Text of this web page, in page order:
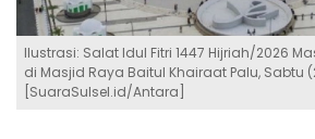
Ilustrasi: Salat Idul Fitri 1447 Hijriah/2026
di Masjid Raya Baitul Khairaat Palu, Sabtu
[SuaraSulsel.id/Antara]